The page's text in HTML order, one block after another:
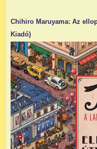
Chihiro Maruyama: Az
Kiadó)